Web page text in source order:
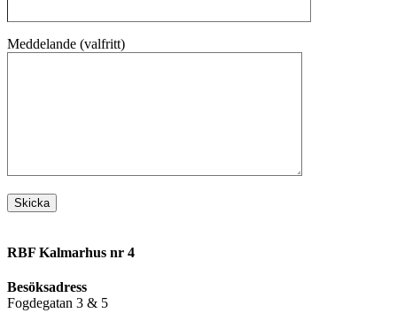
Meddelande (valfritt)
RBF Kalmarhus nr 4
Besöksadress
Fogdegatan 3 & 5